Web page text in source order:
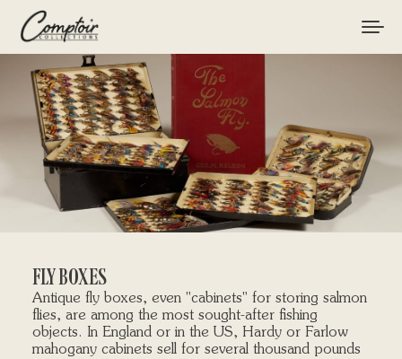
TACKLE
FISHINGS
BRANDS
CURIOSITIES
LOGIN / REGISTER
FLY BOXES
Antique fly boxes, even "cabinets" for storing salmon
flies, are among the most sought-after fishing
objects. In England or in the US, Hardy or Farlow
mahogany cabinets sell for several thousand pounds